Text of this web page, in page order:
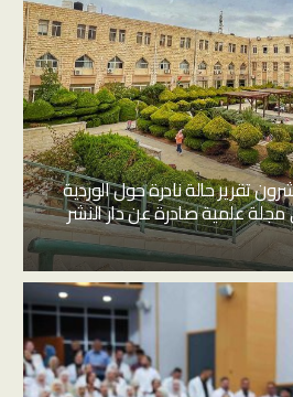
تقرير حالة نادرة حول الوردية
مجلة علمية صادرة عن دار النشر